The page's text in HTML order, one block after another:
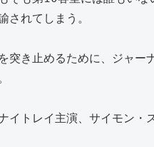
されてしまう。
突き止めるために、ジャー
イトレイ主演、サイモン・